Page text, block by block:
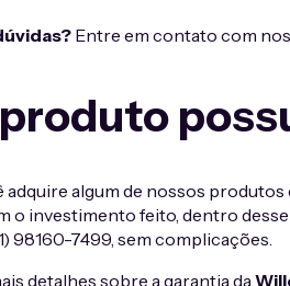
Entre em contato com
adquire algum de nossos
o investimento feito, dentro
98160-7499, sem complicações.
detalhes sobre a garantia da